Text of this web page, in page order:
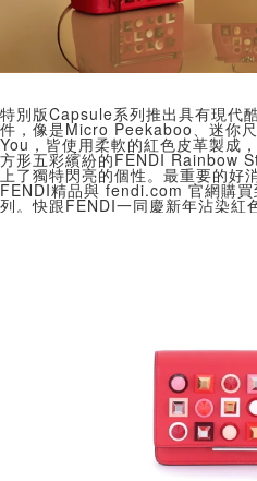
特別版Capsule系列推出具有現代
件，像是Micro Peekaboo、迷你
You，皆使用柔軟的紅色皮革製成
方形五彩繽紛的FENDI Rainbow
上了獨特閃亮的個性。最重要的好
FENDI精品與 fendi.com 官網購
列。快跟FENDI一同慶新年沾染紅